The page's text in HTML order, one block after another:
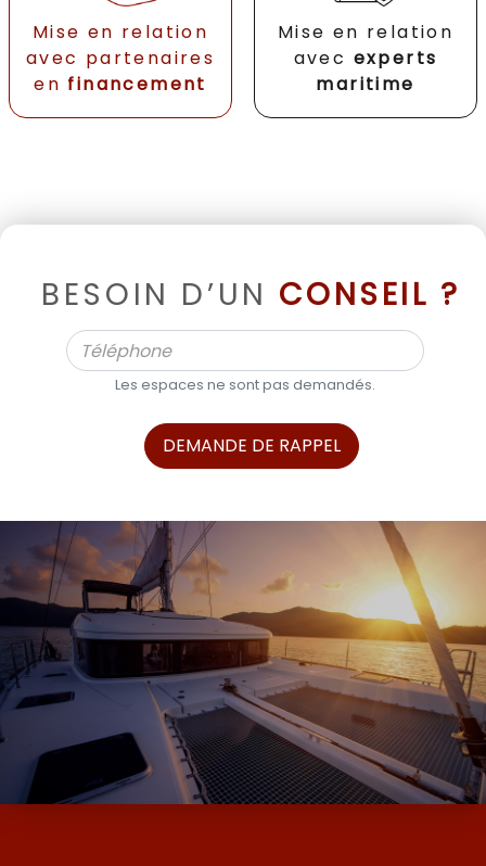
Mise en relation
avec partenaires
en financement
Mise en relation
avec experts
maritime
BESOIN D’UN CONSEIL ?
Les espaces ne sont pas demandés.
DEMANDE DE RAPPEL
ALPHA BOATS, L’EXPERT DES BATEAUX
D’OCCASION ET NEUF AVEC SES MARQUES
DE MOODY ET MILLIKAN…